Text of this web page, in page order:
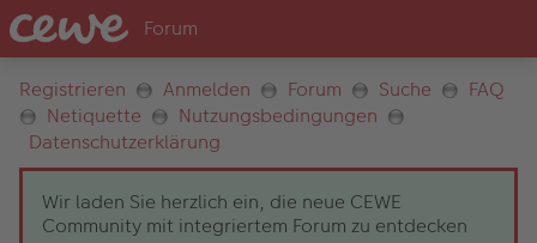
Registrieren Anmelden Forum Suche
FAQ
Netiquette
Nutzungsbedingungen
Datenschutzerklärung
Wir laden Sie herzlich ein, die neue CEWE
Community mit integriertem Forum zu entdecken